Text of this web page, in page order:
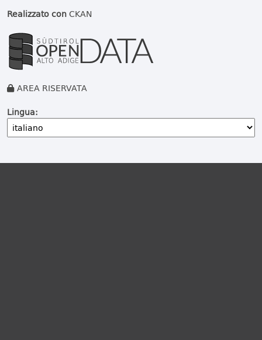
Realizzato conCKAN
AREA RISERVATA
Lingua